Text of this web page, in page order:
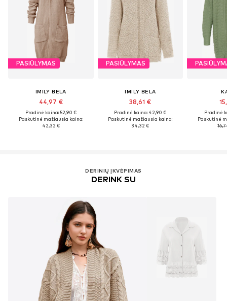
PASIŪLYMAS
IMILY BELA
44,97 €
Pradinė kaina: 52,90 €
Paskutinė mažiausia kaina:
42,32 €
PASIŪLYMAS
IMILY BELA
38,61 €
Pradinė kaina: 42,90 €
Paskutinė mažiausia kaina:
34,32 €
Pradinė
Paskutinė
DERINIŲ ĮKVĖPIMAS
DERINK SU